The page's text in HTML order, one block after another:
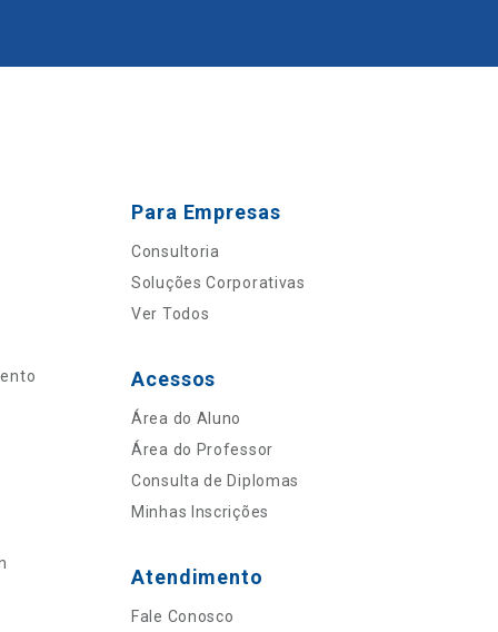
Para Empresas
Consultoria
Soluções Corporativas
Ver Todos
Acessos
Área do Aluno
Área do Professor
Consulta de Diplomas
Minhas Inscrições
Atendimento
Fale Conosco